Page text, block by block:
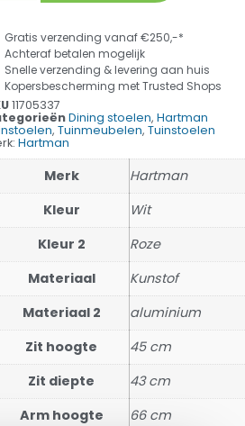
Gratis verzending vanaf €250,-*
Achteraf betalen mogelijk
Snelle verzending & levering aan huis
Kopersbescherming met Trusted Shops
11705337
Dining stoelen, Hartman
, Tuinmeubelen, Tuinstoelen
Hartman
Merk
Hartman
Kleur
Wit
Kleur 2
Roze
Materiaal
Kunstof
Materiaal 2
aluminium
Zit hoogte
45 cm
Zit diepte
43 cm
Arm hoogte
66 cm